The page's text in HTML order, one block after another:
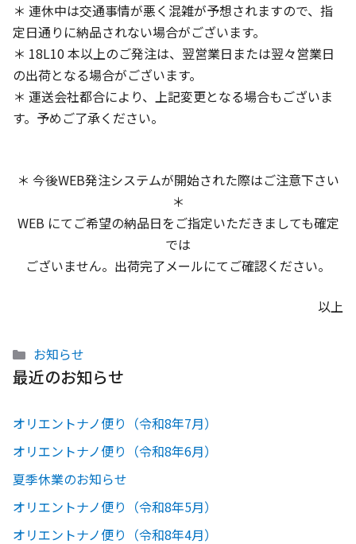
＊ 連休中は交通事情が悪く混雑が予想されますので、指
定日通りに納品されない場合がございます。
＊ 18L10 本以上のご発注は、翌営業日または翌々営業日
の出荷となる場合がございます。
＊ 運送会社都合により、上記変更となる場合もございま
す。予めご了承ください。
＊ 今後WEB発注システムが開始された際はご注意下さい
＊
WEB にてご希望の納品日をご指定いただきましても確定
では
ございません。出荷完了メールにてご確認ください。
以上
カ
テ
ゴ
ー
お知らせ
最近のお知らせ
オリエントナノ便り（令和8年7月）
オリエントナノ便り（令和8年6月）
夏季休業のお知らせ
オリエントナノ便り（令和8年5月）
オリエントナノ便り（令和8年4月）